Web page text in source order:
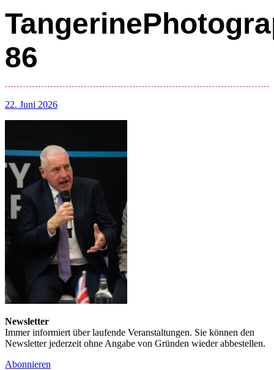
86
22. Juni 2026
Newsletter
Immer informiert über laufende Veranstaltungen. Sie können den
Newsletter jederzeit ohne Angabe von Gründen wieder abbestellen.
Abonnieren